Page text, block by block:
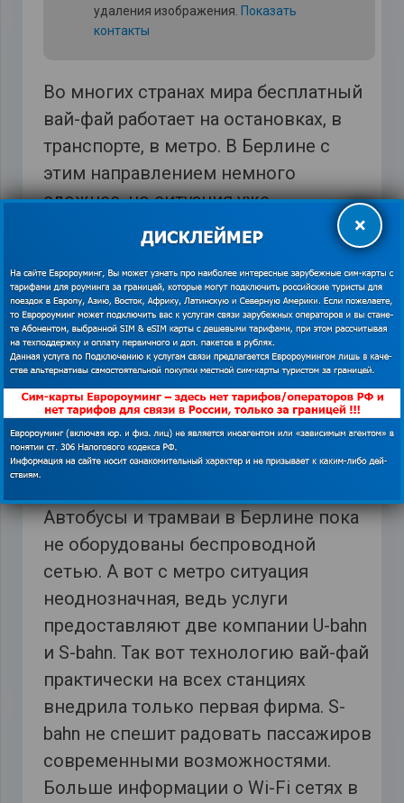
удаления изображения. Показать
контакты
Во многих странах мира бесплатный
вай-фай работает на остановках, в
транспорте, в метро. В Берлине с
этим направлением немного
сложнее, но ситуация уже
изменяется для туристов в лучшую
сторону. Так, на ж\д вокзалах можно
воспользоваться халявным вай-фай,
но не долго (30 минут), далее нужно
доплатить за услугу. В аэропортах же
ограничений по времени нет.
Человек, который купил билет на
поезд дальнего следования ICE
также может рассчитывать на
Автобусы и трамваи в Берлине пока
не оборудованы беспроводной
сетью. А вот с метро ситуация
неоднозначная, ведь услуги
предоставляют две компании U-bahn
и S-bahn. Так вот технологию вай-фай
практически на всех станциях
внедрила только первая фирма. S-
bahn не спешит радовать пассажиров
современными возможностями.
Больше информации о Wi-Fi сетях в
×